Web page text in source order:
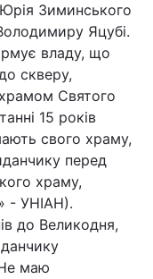
Зиминського
Яцубі.
владу, що
скверу,
Святого
15 років
свого храму,
перед
храму,
- УНІАН).
до Великодня,
маю